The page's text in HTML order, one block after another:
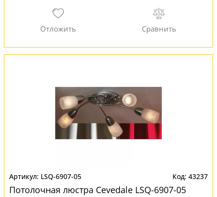
LSQ-6907-05 43237
Потолочная люстра Cevedale LSQ-6907-05